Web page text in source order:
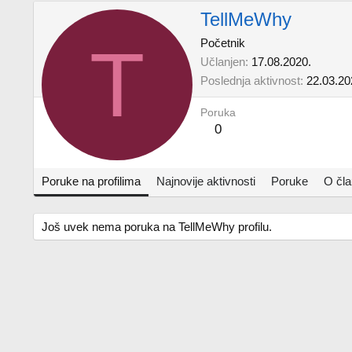
T
TellMeWhy
Početnik
Učlanjen 17.08.2020.
Poslednja aktivnost
Poruka
0
Poruke na profilima Najnovije aktivnosti Poruke O
Još uvek nema poruka na TellMeWhy profilu.